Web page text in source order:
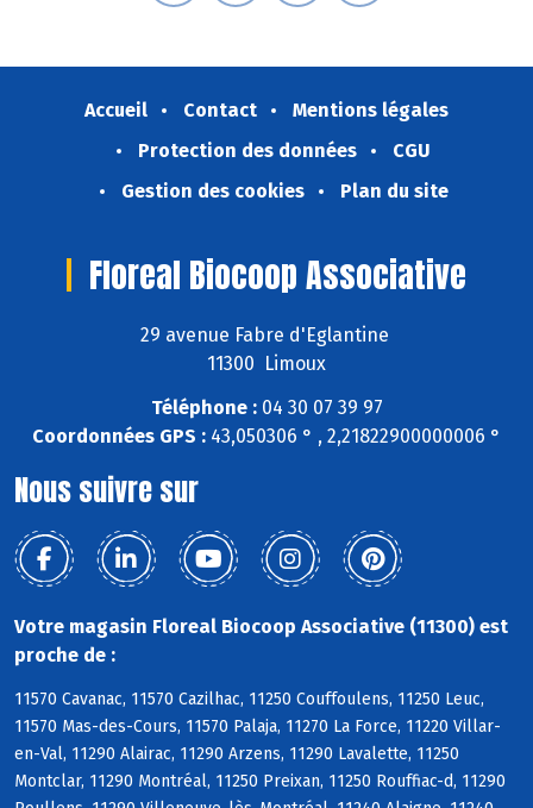
Accueil Contact
Mentions légales
Protection des données
CGU
Gestion des cookies
Plan du site
Floreal Biocoop Associative
29 avenue Fabre d'Eglantine
11300 Limoux
Téléphone :04 30 07 39 97
Coordonnées GPS : 43,050306 ° , 2,21822900000006 °
Nous suivre sur
Votre magasin Floreal Biocoop Associative (11300) est
proche de :
11570 Cavanac, 11570 Cazilhac, 11250 Couffoulens, 11250 Leuc,
11570 Mas-des-Cours, 11570 Palaja, 11270 La Force, 11220 Villar-
en-Val, 11290 Alairac, 11290 Arzens, 11290 Lavalette, 11250
Montclar, 11290 Montréal, 11250 Preixan, 11250 Rouffiac-d, 11290